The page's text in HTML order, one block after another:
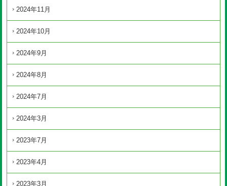
2024年11月
2024年10月
2024年9月
2024年8月
2024年7月
2024年3月
2023年7月
2023年4月
2023年3月